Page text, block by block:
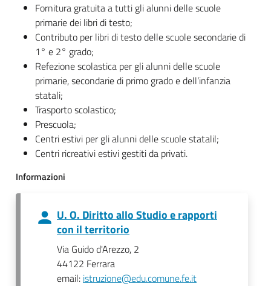
Fornitura gratuita a tutti gli alunni delle scuole
primarie dei libri di testo;
Contributo per libri di testo delle scuole secondarie di
1° e 2° grado;
Refezione scolastica per gli alunni delle scuole
primarie, secondarie di primo grado e dell’infanzia
statali;
Trasporto scolastico;
Prescuola;
Centri estivi per gli alunni delle scuole statalil;
Centri ricreativi estivi gestiti da privati.
Informazioni
U. O. Diritto allo Studio e rapporti
con il territorio
Via Guido d'Arezzo, 2
44122 Ferrara
email: istruzione@edu.comune.fe.it